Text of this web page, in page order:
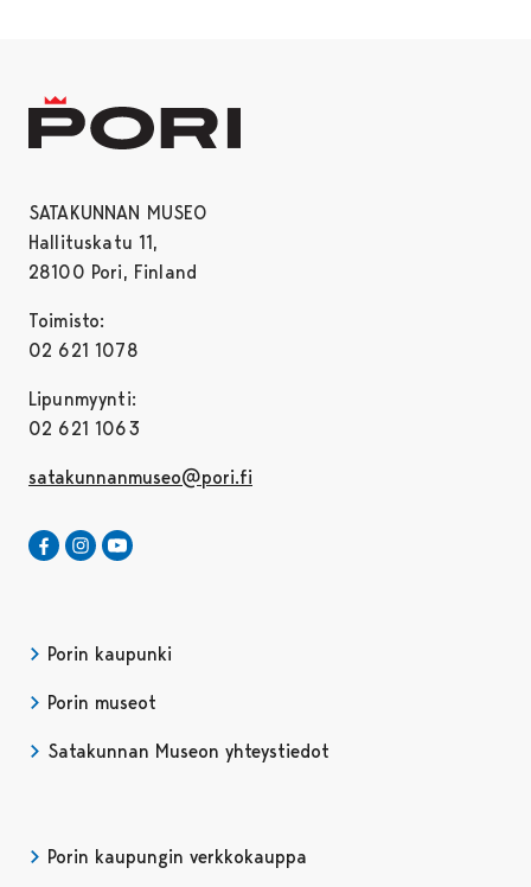
SATAKUNNAN MUSEO
Hallituskatu 11,
28100 Pori, Finland
Toimisto:
02 621 1078
Lipunmyynti:
02 621 1063
satakunnanmuseo@pori.fi
Satakunnan Museo Facebookissa
Avautuu uudessa välilehdessä
Satakunnan Museo Instagrammissa
Avautuu uudessa välilehdessä
Porin kaupunki
Porin museot
Satakunnan Museon yhteystiedot
Porin kaupungin verkkokauppa